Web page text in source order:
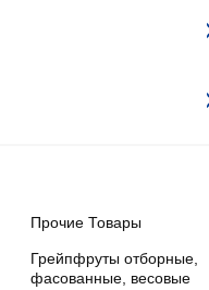
Прочие Товары
Грейпфруты отборные,
фасованные, весовые